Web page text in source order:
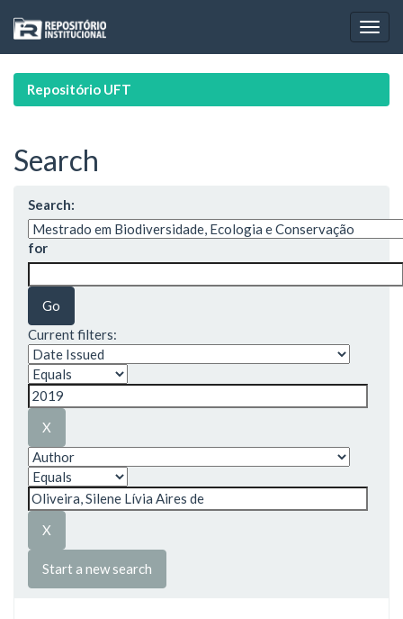
navigation
Repositório UFT
Search
Search:
for
Current filters:
Start a new search